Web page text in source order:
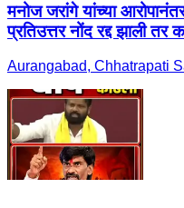
मनोज जरांगे यांच्या
प्रतिउत्तर नोंद रद्द झाली तर
Aurangabad, Chhatrapati